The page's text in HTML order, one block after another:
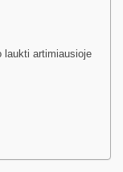
laukti artimiausioje